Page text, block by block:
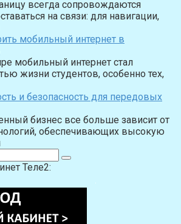
всегда сопровождаются
на связи: для навигации,
мобильный интернет в
мобильный интернет стал
жизни студентов, особенно тех,
и безопасность для передовых
бизнес все больше зависит от
обеспечивающих высокую
Теле2: